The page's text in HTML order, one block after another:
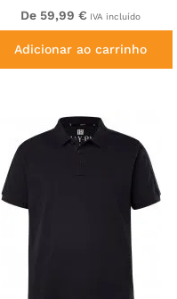
De 59,99 € IVA incluído
Adicionar ao carrinho